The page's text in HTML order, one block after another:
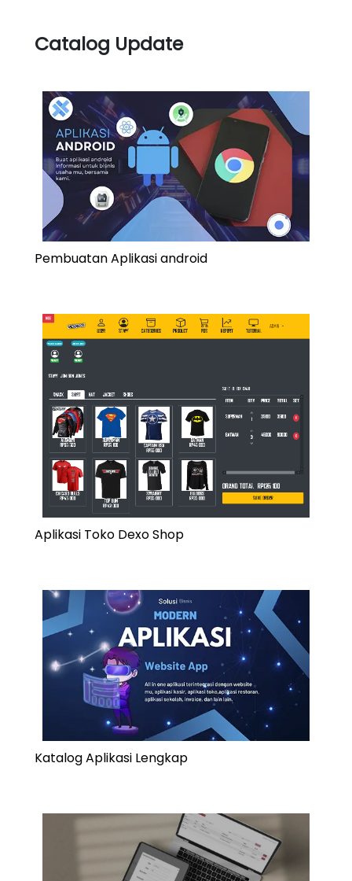
Catalog Update
Pembuatan Aplikasi android
Aplikasi Toko Dexo Shop
Katalog Aplikasi Lengkap